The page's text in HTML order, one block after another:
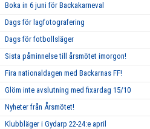
Boka in 6 juni för Backakarneval
Dags för lagfotografering
Dags för fotbollsläger
Sista påminnelse till årsmötet imorgon!
Fira nationaldagen med Backarnas FF!
Glöm inte avslutning med fixardag 15/10
Nyheter från Årsmötet!
Klubbläger i Gydarp 22-24:e april